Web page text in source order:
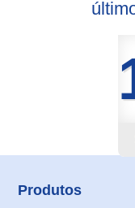
Produtos